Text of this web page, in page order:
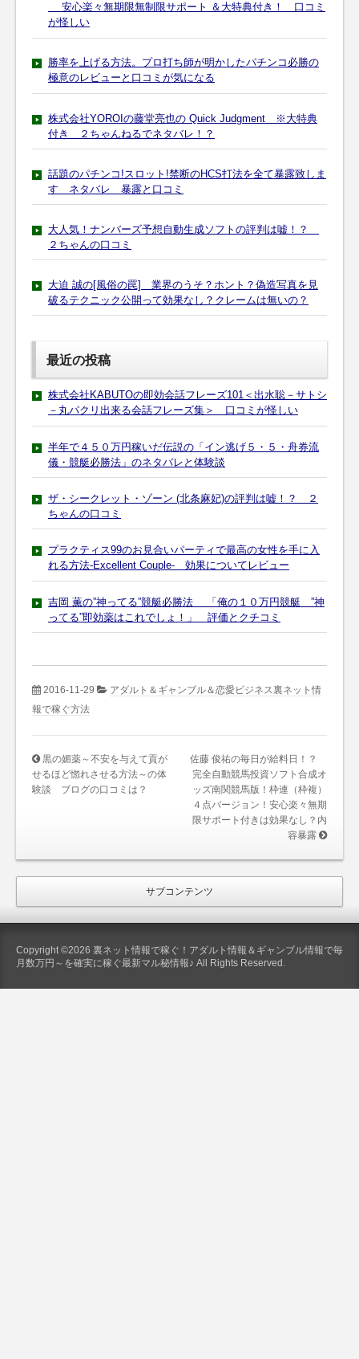
安心楽々無期限無制限サポート ＆大特典付き！ 口コミ
が怪しい
勝率を上げる方法。プロ打ち師が明かしたパチンコ必勝の
極意のレビューと口コミが気になる
株式会社YOROIの藤堂亮也の Quick Judgment ※大特典
付き ２ちゃんねるでネタバレ！？
話題のパチンコ!スロット!禁断のHCS打法を全て暴露致しま
す ネタバレ 暴露と口コミ
大人気！ナンバーズ予想自動生成ソフトの評判は嘘！？
２ちゃんの口コミ
大迫 誠の[風俗の罠] 業界のうそ？ホント？偽造写真を見
破るテクニック公開って効果なし？クレームは無いの？
最近の投稿
株式会社KABUTOの即効会話フレーズ101＜出水聡－サトシ
－丸パクリ出来る会話フレーズ集＞ 口コミが怪しい
半年で４５０万円稼いだ伝説の「イン逃げ５・５・舟券流
儀・競艇必勝法」のネタバレと体験談
ザ・シークレット・ゾーン (北条麻妃)の評判は嘘！？ ２
ちゃんの口コミ
プラクティス99のお見合いパーティで最高の女性を手に入
れる方法-Excellent Couple- 効果についてレビュー
吉岡 薫の”神ってる”競艇必勝法 「俺の１０万円競艇 ”神
ってる”即効薬はこれでしょ！」 評価とクチコミ
2016-11-29
アダルト＆ギャンブル＆恋愛ビジネス裏ネット情
報で稼ぐ方法
黒の媚薬～不安を与えて貢が
せるほど惚れさせる方法～の体
験談 ブログの口コミは？
佐藤 俊祐の毎日が給料日！？
完全自動競馬投資ソフト合成オ
ッズ南関競馬版！枠連（枠複）
４点バージョン！安心楽々無期
限サポート付きは効果なし？内
容暴露
サブコンテンツ
Copyright ©2026 裏ネット情報で稼ぐ！アダルト情報＆ギャンブル情報で毎
月数万円～を確実に稼ぐ最新マル秘情報♪ All Rights Reserved.